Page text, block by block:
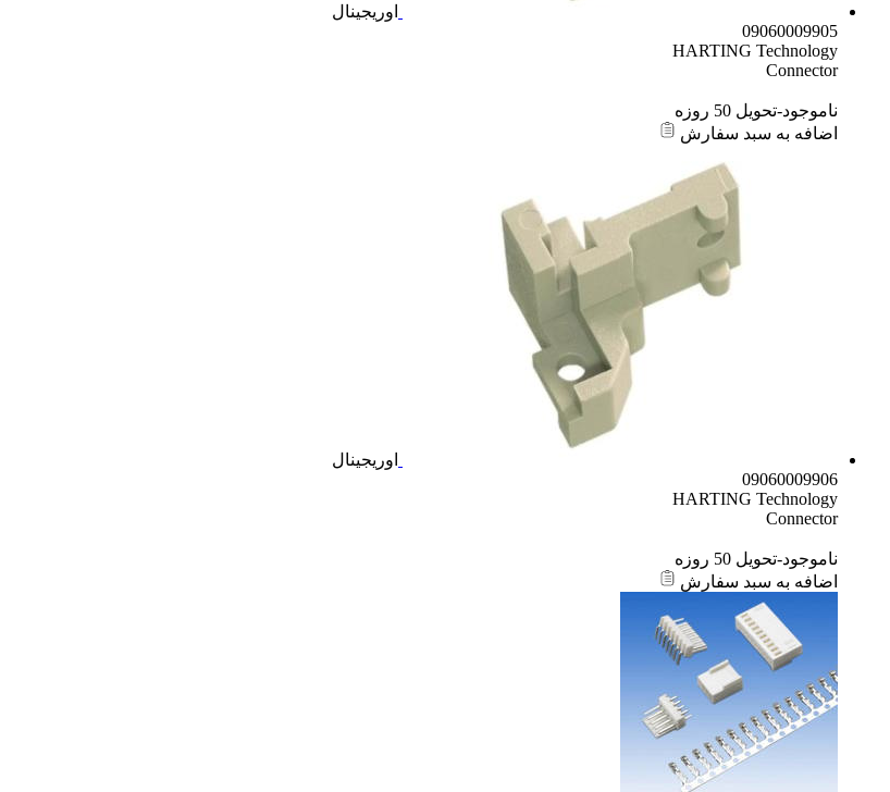
اوریجینال
09060009905
HARTING Technology
Connector
ناموجود-تحویل 50 روزه
اضافه به سبد سفارش
اوریجینال
09060009906
HARTING Technology
Connector
ناموجود-تحویل 50 روزه
اضافه به سبد سفارش